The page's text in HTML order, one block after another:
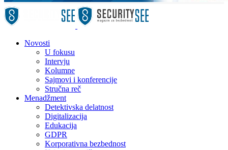
Novosti
U fokusu
Intervju
Kolumne
Sajmovi i konferencije
Stručna reč
Menadžment
Detektivska delatnost
Digitalizacija
Edukacija
GDPR
Korporativna bezbednost